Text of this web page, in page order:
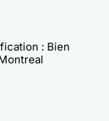
: Bien